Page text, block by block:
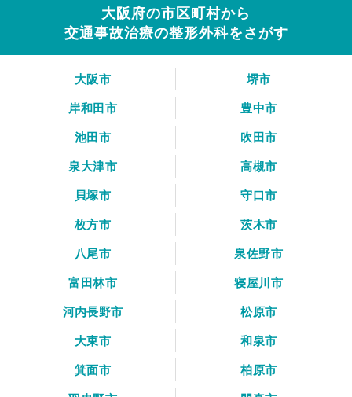
大阪府の市区町村から
交通事故治療の整形外科をさがす
大阪市
堺市
岸和田市
豊中市
池田市
吹田市
泉大津市
高槻市
貝塚市
守口市
枚方市
茨木市
八尾市
泉佐野市
富田林市
寝屋川市
河内長野市
松原市
大東市
和泉市
箕面市
柏原市